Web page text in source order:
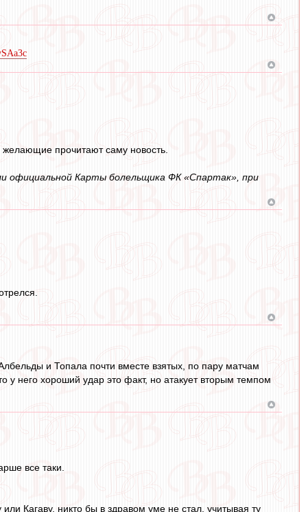
желающие прочитают саму новость.
официальной Карты болельщика ФК «Спартак», при
и Топала почти вместе взятых, по пару матчам
у него хороший удар это факт, но атакует вторым темпом
все таки.
Кагаву, никто бы в здравом уме не стал, учитывая ту